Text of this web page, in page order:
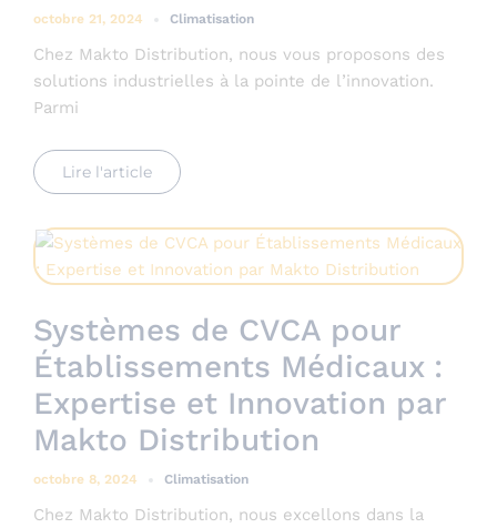
octobre 21, 2024 Climatisation
Chez Makto Distribution, nous vous proposons des
solutions industrielles à la pointe de l’innovation.
Parmi
Lire l'article
Systèmes de CVCA pour
Établissements Médicaux :
Expertise et Innovation par
Makto Distribution
octobre 8, 2024 Climatisation
Chez Makto Distribution, nous excellons dans la